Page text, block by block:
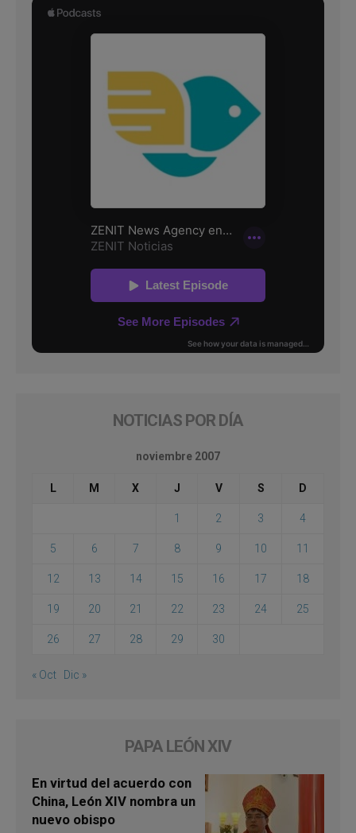
NOTICIAS POR DÍA
noviembre 2007
L M X J V S D
1 2 3 4
5 6 7 8 9 10 11
12 13 14 15 16 17 18
19 20 21 22 23 24 25
26 27 28 29 30
« Oct Dic »
PAPA LEÓN XIV
En virtud del acuerdo con
China, León XIV nombra un
nuevo obispo